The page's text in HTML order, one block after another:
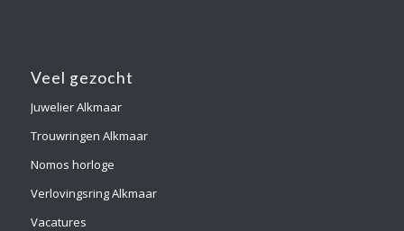
Veel gezocht
Juwelier Alkmaar
Trouwringen Alkmaar
Nomos horloge
Verlovingsring Alkmaar
Vacatures